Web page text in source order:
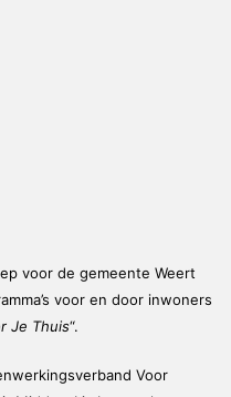
voor de gemeente Weert
voor en door inwoners
Je Thuis“.
Voor